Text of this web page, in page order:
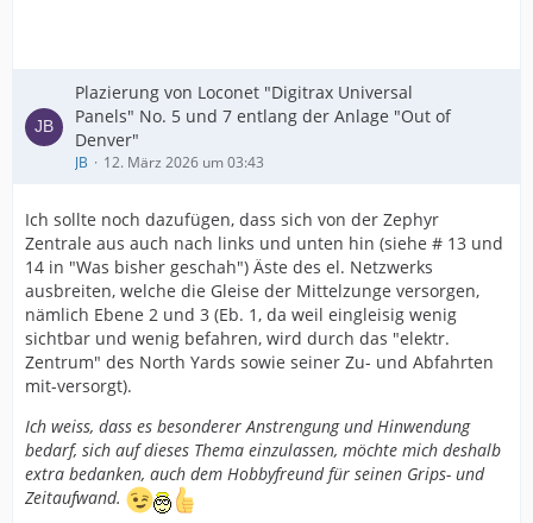
Plazierung von Loconet "Digitrax Universal
Panels" No. 5 und 7 entlang der Anlage "Out of
Denver"
JB 12. März 2026 um 03:43
Ich sollte noch dazufügen, dass sich von der Zephyr
Zentrale aus auch nach links und unten hin (siehe # 13 und
14 in "Was bisher geschah") Äste des el. Netzwerks
ausbreiten, welche die Gleise der Mittelzunge versorgen,
nämlich Ebene 2 und 3 (Eb. 1, da weil eingleisig wenig
sichtbar und wenig befahren, wird durch das "elektr.
Zentrum" des North Yards sowie seiner Zu- und Abfahrten
mit-versorgt).
Ich weiss, dass es besonderer Anstrengung und Hinwendung
bedarf, sich auf dieses Thema einzulassen, möchte mich deshalb
extra bedanken, auch dem Hobbyfreund für seinen Grips- und
Zeitaufwand.